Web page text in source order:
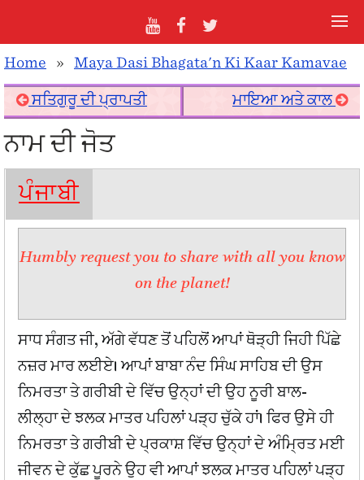
Home » Maya Dasi Bhagata'n Ki Kaar Kamavae
ਸਤਿਗੁਰੂ ਦੀ ਪ੍ਰਾਪਤੀ ਮਾਇਆ ਅਤੇ ਕਾਲ
ਨਾਮ ਦੀ ਜੋਤ
ਪੰਜਾਬੀ
Humbly request you to share with all you know
on the planet!
ਸਾਧ ਸੰਗਤ ਜੀ, ਅੱਗੇ ਵੱਧਣ ਤੋਂ ਪਹਿਲੋਂ ਆਪਾਂ ਥੋੜ੍ਹੀ ਜਿਹੀ ਪਿੱਛੇ
ਨਜ਼ਰ ਮਾਰ ਲਈਏ। ਆਪਾਂ ਬਾਬਾ ਨੰਦ ਸਿੰਘ ਸਾਹਿਬ ਦੀ ਉਸ
ਨਿਮਰਤਾ ਤੇ ਗਰੀਬੀ ਦੇ ਵਿੱਚ ਉਨ੍ਹਾਂ ਦੀ ਉਹ ਨੂਰੀ ਬਾਲ-
ਲੀਲ੍ਹਾ ਦੇ ਝਲਕ ਮਾਤਰ ਪਹਿਲਾਂ ਪੜ੍ਹ ਚੁੱਕੇ ਹਾਂ। ਫਿਰ ਉਸੇ ਹੀ
ਨਿਮਰਤਾ ਤੇ ਗਰੀਬੀ ਦੇ ਪ੍ਰਕਾਸ਼ ਵਿੱਚ ਉਨ੍ਹਾਂ ਦੇ ਅੰਮ੍ਰਿਤ ਮਈ
ਜੀਵਨ ਦੇ ਕੁੱਛ ਪੂਰਨੇ ਉਹ ਵੀ ਆਪਾਂ ਝਲਕ ਮਾਤਰ ਪਹਿਲਾਂ ਪੜ੍ਹ